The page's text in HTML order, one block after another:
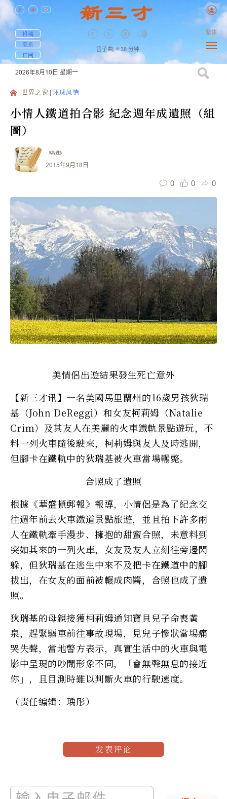
投稿
联系
订阅
笛子曲, 4:38 分钟
繁体
2026年8月10日 星期一
世界之窗 环球风情
小情人鐵道拍合影 紀念週年成遺照（組
圖）
瑀彤
2015年9月18日
0 0 0
美情侶出遊結果發生死亡意外
【新三才讯】一名美國馬里蘭州的16歲男孩狄瑞
基（John DeReggi）和女友柯莉姆（Natalie
Crim）及其友人在美麗的火車鐵軌景點遊玩，不
料一列火車隨後駛來，柯莉姆與友人及時逃開，
但腳卡在鐵軌中的狄瑞基被火車當場輾斃。
合照成了遺照
根據《華盛頓郵報》報導，小情侶是為了紀念交
往週年前去火車鐵道景點旅遊，並且拍下許多兩
人在鐵軌牽手漫步、擁抱的甜蜜合照，未意料到
突如其來的一列火車，女友及友人立刻往旁邊閃
躲，但狄瑞基在逃生中來不及把卡在鐵道中的腳
拔出，在女友的面前被輾成肉醬，合照也成了遺
照。
狄瑞基的母親接獲柯莉姆通知寶貝兒子命喪黃
泉，趕緊驅車前往事故現場，見兒子慘狀當場痛
哭失聲，當地警方表示，真實生活中的火車與電
影中呈現的吵鬧形象不同，「會無聲無息的接近
你」，且目測時難以判斷火車的行駛速度。
（责任编辑：瑀彤）
发表评论